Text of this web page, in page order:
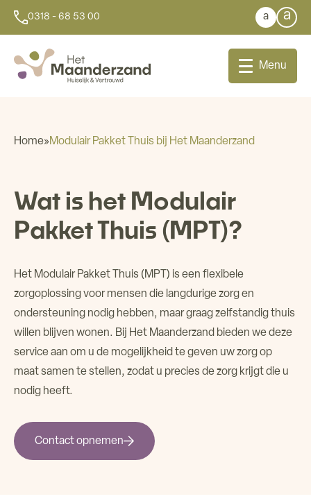
0318 - 68 53 00 a a
Dagbesteding
Wonen
Over ons
Verhuur ruimtes
Menu
Home»Modulair Pakket Thuis bij Het Maanderzand
Wat is het Modulair
Pakket Thuis (MPT)?
Het Modulair Pakket Thuis (MPT) is een flexibele
zorgoplossing voor mensen die langdurige zorg en
ondersteuning nodig hebben, maar graag zelfstandig thuis
willen blijven wonen. Bij Het Maanderzand bieden we deze
service aan om u de mogelijkheid te geven uw zorg op
maat samen te stellen, zodat u precies de zorg krijgt die u
nodig heeft.
Contact opnemen